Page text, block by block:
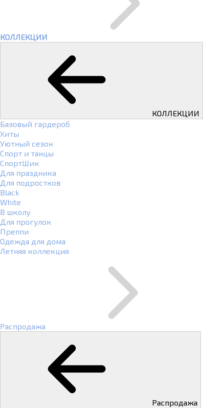
КОЛЛЕКЦИИ
КОЛЛЕКЦИИ
Базовый гардероб
Хиты
Уютный сезон
Спорт и танцы
СпортШик
Для праздника
Для подростков
Black
White
В школу
Для прогулок
Преппи
Одежда для дома
Летняя коллекция
Распродажа
Распродажа